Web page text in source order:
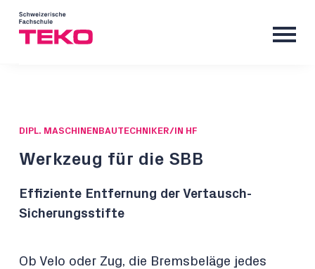
DIPL. MASCHINENBAUTECHNIKER/IN HF
Werkzeug für die SBB
Effiziente Entfernung der Vertausch-
Sicherungsstifte
Ob Velo oder Zug, die Bremsbeläge jedes